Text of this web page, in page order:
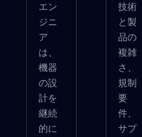
エン
ジニ
ア
は、
機器
の設
計を
継続
的に
技術
と製
品の
複雑
さ、
規制
要
件、
サプ